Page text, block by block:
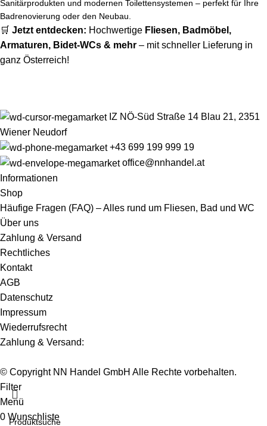
Sanitärprodukten und modernen Toilettensystemen – perfekt für Ihre
Badrenovierung oder den Neubau.
🛒 Jetzt entdecken: Hochwertige Fliesen, Badmöbel ,
Armaturen, Bidet-WCs & mehr – mit schneller Lieferung in
ganz Österreich!
IZ NÖ-Süd Straße 14 Blau 21, 2351
Wiener Neudorf
+43 699 199 999 19
office@nnhandel.at
Informationen
Shop
Häufige Fragen (FAQ) – Alles rund um Fliesen, Bad und WC
Über uns
Zahlung & Versand
Rechtliches
Kontakt
AGB
Datenschutz
Impressum
Wiederrufsrecht
Zahlung & Versand:
© Copyright NN Handel GmbH Alle Rechte vorbehalten.
Filter
Menü
0 Wunschliste